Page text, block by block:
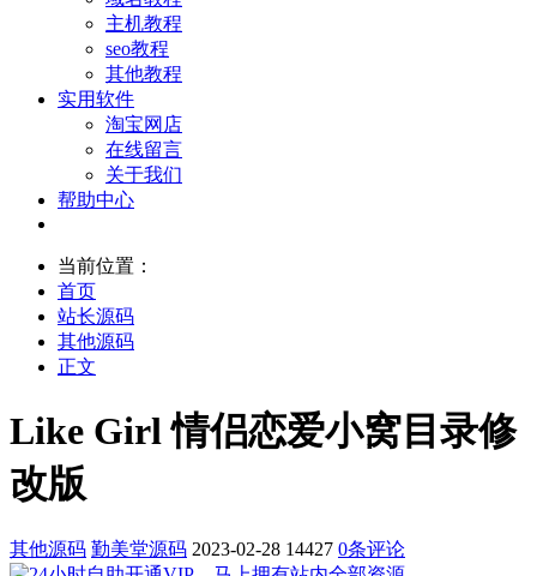
主机教程
seo教程
其他教程
实用软件
淘宝网店
在线留言
关于我们
帮助中心
当前位置：
首页
站长源码
其他源码
正文
Like Girl 情侣恋爱小窝目录修
改版
其他源码 勤美堂源码 2023-02-28 14427 0条评论